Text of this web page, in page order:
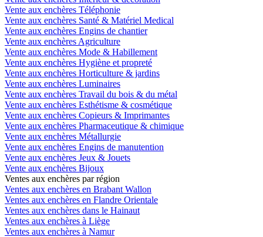
Vente aux enchères Téléphonie
Vente aux enchères Santé & Matériel Medical
Vente aux enchères Engins de chantier
Vente aux enchères Agriculture
Vente aux enchères Mode & Habillement
Vente aux enchères Hygiène et propreté
Vente aux enchères Horticulture & jardins
Vente aux enchères Luminaires
Vente aux enchères Travail du bois & du métal
Vente aux enchères Esthétisme & cosmétique
Vente aux enchères Copieurs & Imprimantes
Vente aux enchères Pharmaceutique & chimique
Vente aux enchères Métallurgie
Vente aux enchères Engins de manutention
Vente aux enchères Jeux & Jouets
Vente aux enchères Bijoux
Ventes aux enchères par région
Ventes aux enchères en Brabant Wallon
Ventes aux enchères en Flandre Orientale
Ventes aux enchères dans le Hainaut
Ventes aux enchères à Liège
Ventes aux enchères à Namur